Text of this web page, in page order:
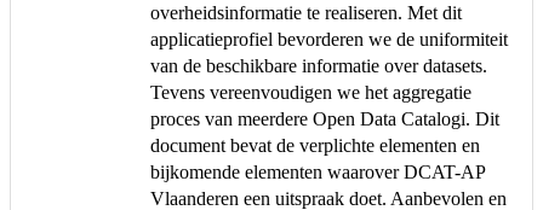
overheidsinformatie te realiseren. Met dit
applicatieprofiel bevorderen we de uniformiteit
van de beschikbare informatie over datasets.
Tevens vereenvoudigen we het aggregatie
proces van meerdere Open Data Catalogi. Dit
document bevat de verplichte elementen en
bijkomende elementen waarover DCAT-AP
Vlaanderen een uitspraak doet. Aanbevolen en